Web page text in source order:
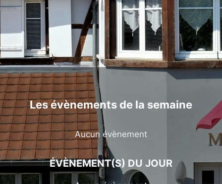
Les évènements de la semaine
Aucun évènement
ÉVÈNEMENT(S) DU JOUR